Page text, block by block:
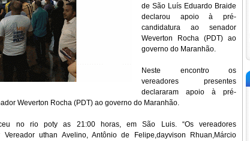
de São Luís Eduardo Braide
declarou apoio à pré-
candidatura ao senador
Weverton Rocha (PDT) ao
governo do Maranhão.
Neste encontro os
vereadores presentes
declararam apoio à pré-
Weverton Rocha (PDT) ao governo do Maranhão.
no rio poty as 21:00 horas, em São Luis. “Os vereadores
Vereador uthan Avelino, Antônio de Felipe,dayvison Rhuan,Márcio